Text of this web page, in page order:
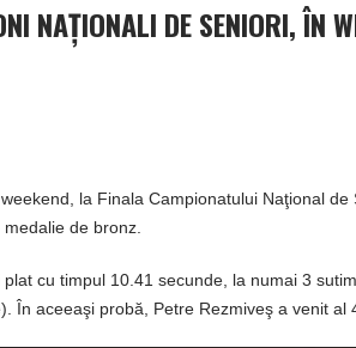
NAŢIONALI DE SENIORI, ÎN
la Finala Campionatului Naţional de
de bronz.
cu timpul 10.41 secunde, la numai 3
În aceeaşi probă, Petre Rezmiveş a venit al